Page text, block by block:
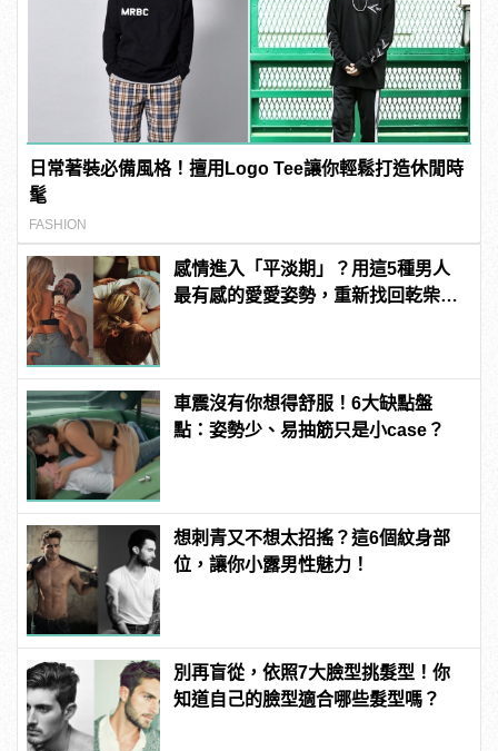
日常著裝必備風格！擅用Logo Tee讓你輕鬆打造休閒時
髦
FASHION
感情進入「平淡期」？用這5種男人
最有感的愛愛姿勢，重新找回乾柴烈
車震沒有你想得舒服！6大缺點盤
點：姿勢少、易抽筋只是小case？
想刺青又不想太招搖？這6個紋身部
位，讓你小露男性魅力！
別再盲從，依照7大臉型挑髮型！你
知道自己的臉型適合哪些髮型嗎？